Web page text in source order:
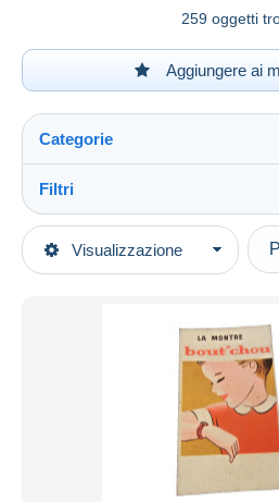
259 oggetti
Aggiungere ai
Visualizzazione
Categorie
Categorie principali
Filtri
Tipo di vendita
In corso
Asta con offerte
Aste senza offerte